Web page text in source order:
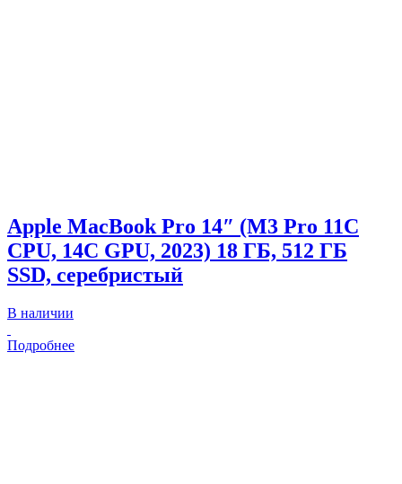
Apple MacBook Pro 14″ (M3 Pro 11C
CPU, 14C GPU, 2023) 18 ГБ, 512 ГБ
SSD, серебристый
В наличии
Подробнее